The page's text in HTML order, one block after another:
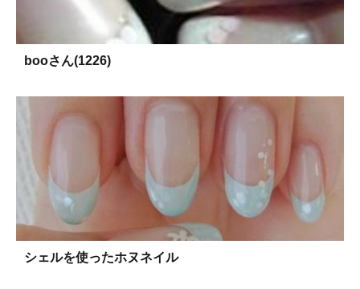
booさん(1226)
シェルを使ったホヌネイル